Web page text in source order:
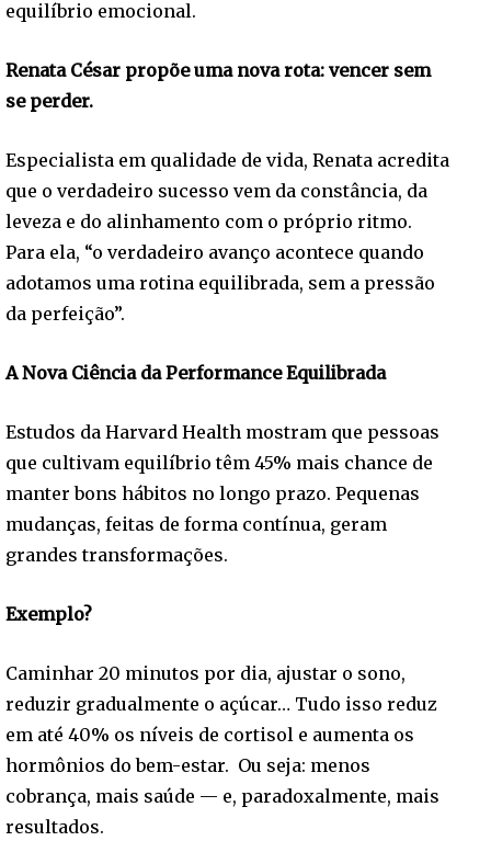
equilíbrio emocional.
Renata César propõe uma nova rota: vencer sem
se perder.
Especialista em qualidade de vida, Renata acredita
que o verdadeiro sucesso vem da constância, da
leveza e do alinhamento com o próprio ritmo.
Para ela, “o verdadeiro avanço acontece quando
adotamos uma rotina equilibrada, sem a pressão
da perfeição”.
A Nova Ciência da Performance Equilibrada
Estudos da Harvard Health mostram que pessoas
que cultivam equilíbrio têm 45% mais chance de
manter bons hábitos no longo prazo. Pequenas
mudanças, feitas de forma contínua, geram
grandes transformações.
Exemplo?
Caminhar 20 minutos por dia, ajustar o sono,
reduzir gradualmente o açúcar… Tudo isso reduz
em até 40% os níveis de cortisol e aumenta os
hormônios do bem-estar. Ou seja: menos
cobrança, mais saúde — e, paradoxalmente, mais
resultados.